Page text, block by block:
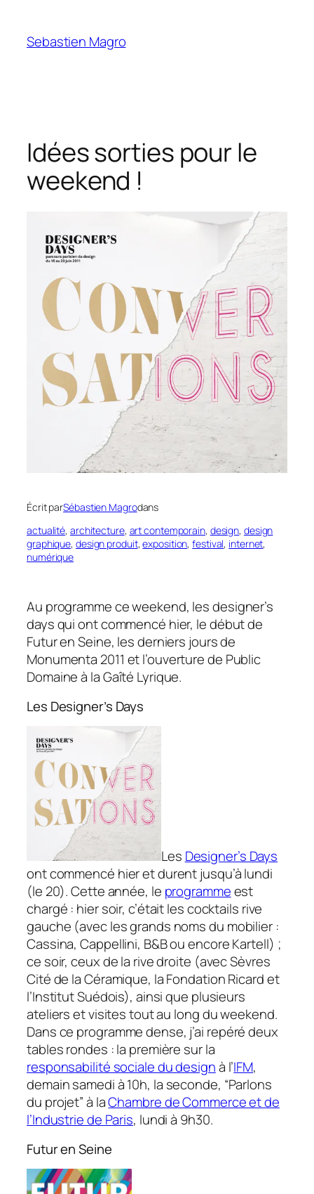
content
Sebastien Magro
Idées sorties pour le
weekend !
Écrit parSébastien Magrodans
actualité, architecture, art contemporain, design, design
graphique, design produit, exposition, festival, internet
numérique
Au programme ce weekend, les designer’s
days qui ont commencé hier, le début de
Futur en Seine, les derniers jours de
Monumenta 2011 et l’ouverture de Public
Domaine à la Gaîté Lyrique.
Les Designer’s Days
Les Designer’s Days
ont commencé hier et durent jusqu’à lundi
(le 20). Cette année, le programmeest
chargé : hier soir, c’était les cocktails rive
gauche (avec les grands noms du mobilier :
Cassina, Cappellini, B&B ou encore Kartell) ;
ce soir, ceux de la rive droite (avec Sèvres
Cité de la Céramique, la Fondation Ricard et
l’Institut Suédois), ainsi que plusieurs
ateliers et visites tout au long du weekend.
Dans ce programme dense, j’ai repéré deux
tables rondes : la première sur la
responsabilité sociale du designà l’IFM,
demain samedi à 10h, la seconde, “Parlons
du projet” à laChambre de Commerce et de
l’Industrie de Paris, lundi à 9h30.
Futur en Seine